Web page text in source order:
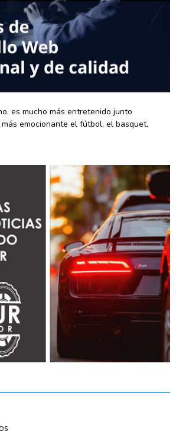
es mucho más entretenido junto
más emocionante el fútbol, el basquet,